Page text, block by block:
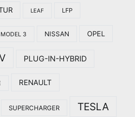
LEAF LFP
MODEL 3 NISSAN OPEL
PLUG-IN-HYBRID
RENAULT
SUPERCHARGER TESLA